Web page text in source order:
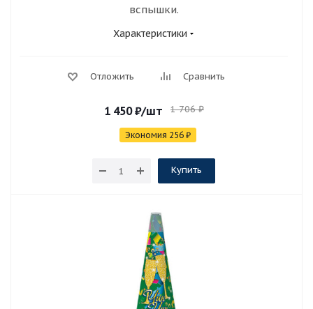
вспышки.
Характеристики
Отложить Сравнить
1 450₽/шт 1 706₽
Экономия 256₽
Купить